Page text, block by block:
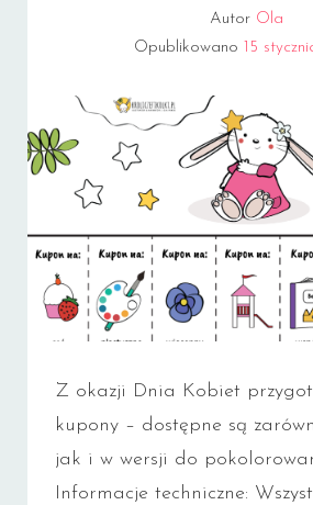
Autor Ola
Opublikowano 15
Z okazji Dnia Kobiet
kupony – dostępne są
jak i w wersji do
Informacje techniczne: